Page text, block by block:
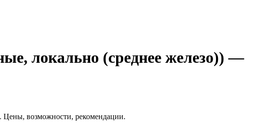
локально (среднее железо)) —
Цены, возможности, рекомендации.